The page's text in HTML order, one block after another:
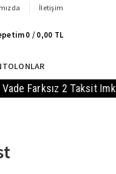
İletişim
0 / 0,00 TL
2 Taksit Imkanı!